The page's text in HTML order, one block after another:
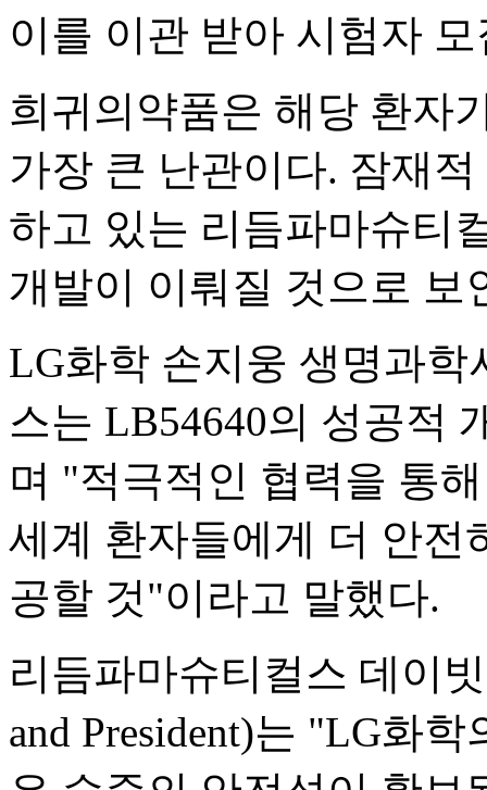
이를 이관 받아 시험자
희귀의약품은 해당 환자
가장 큰 난관이다. 잠재
하고 있는 리듬파마슈티
개발이 이뤄질 것으로 보
LG화학 손지웅 생명과
스는 LB54640의 성공적
며 "적극적인 협력을 통
세계 환자들에게 더 안전
공할 것"이라고 말했다.
리듬파마슈티컬스 데이
and President)는 "LG화